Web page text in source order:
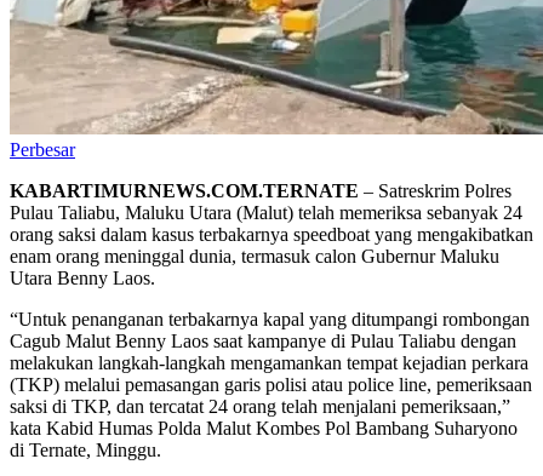
Perbesar
KABARTIMURNEWS.COM.TERNATE – Satreskrim Polres
Pulau Taliabu, Maluku Utara (Malut) telah memeriksa sebanyak 24
orang saksi dalam kasus terbakarnya speedboat yang mengakibatkan
enam orang meninggal dunia, termasuk calon Gubernur Maluku
Utara Benny Laos.
“Untuk penanganan terbakarnya kapal yang ditumpangi rombongan
Cagub Malut Benny Laos saat kampanye di Pulau Taliabu dengan
melakukan langkah-langkah mengamankan tempat kejadian perkara
(TKP) melalui pemasangan garis polisi atau police line, pemeriksaan
saksi di TKP, dan tercatat 24 orang telah menjalani pemeriksaan,”
kata Kabid Humas Polda Malut Kombes Pol Bambang Suharyono
di Ternate, Minggu.